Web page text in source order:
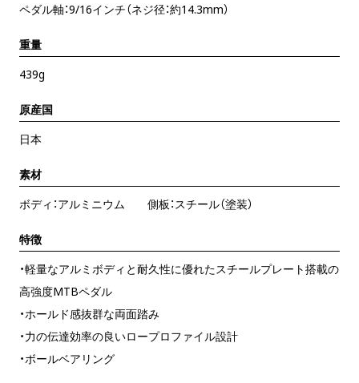
ペダル軸：9/16インチ（ネジ径：約14.3mm）
重量
439g
原産国
日本
素材
ボディ：アルミニウム 側板：スチール（塗装）
特徴
・軽量なアルミボディと耐久性に優れたスチールプレート搭載の
高強度MTBペダル
・ホールド感抜群な両面踏み
・力の伝達効率の良いロープロファイル設計
・ボールベアリング